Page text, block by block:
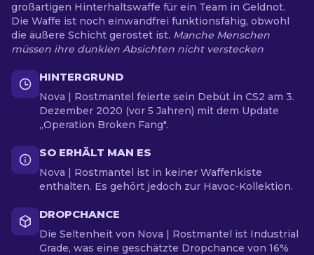
großartigen Hinterhaltswaffe für ein Team in Geldnot.
Die Waffe ist noch einwandfrei funktionsfähig, obwohl
die äußere Schicht gerostet ist. Manche Menschen
müssen ihre dunklen Absichten nicht verstecken
HINTERGRUND
Nova | Rostmantel feierte sein Debüt in CS2 am 3.
Dezember 2020 (vor 5 Jahren) mit dem Update
„Operation Broken Fang".
SO ERHÄLT MAN ES
Nova | Rostmantel ist in keiner Waffenkiste
enthalten. Es gehört jedoch zur Havoc-Kollektion.
DROPCHANCE
Die Seltenheit von Nova | Rostmantel ist Industrial
Grade, was eine geschätzte Dropchance von 16%